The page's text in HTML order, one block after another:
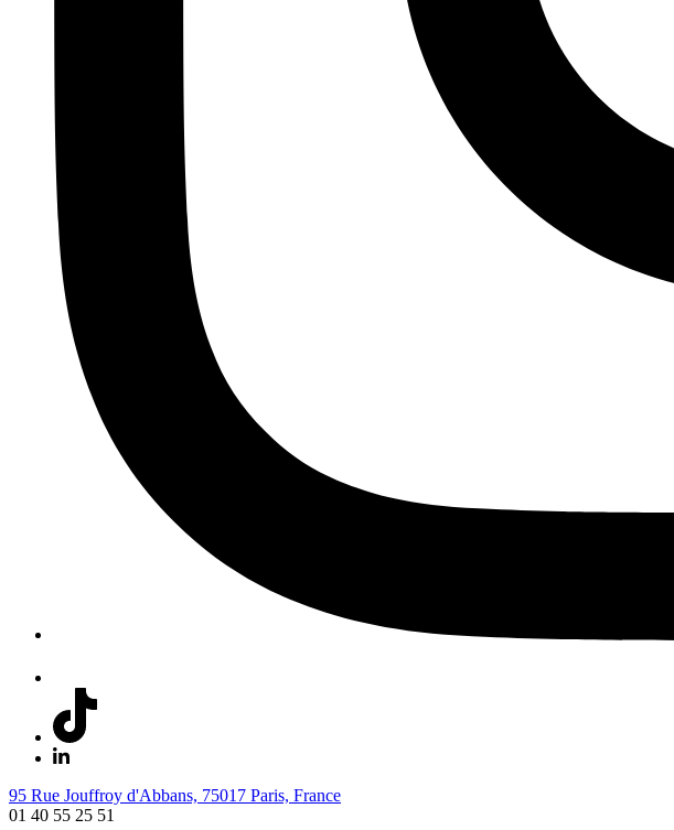
95 Rue Jouffroy d'Abbans, 75017 Paris, France
01 40 55 25 51